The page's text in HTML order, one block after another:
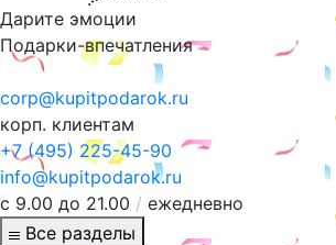
Дарите эмоции
Подарки-впечатления
corp@kupitpodarok.ru
корп. клиентам
+7 (495) 225-45-90
info@kupitpodarok.ru
с 9.00 до 21.00 / ежедневно
Все разделы